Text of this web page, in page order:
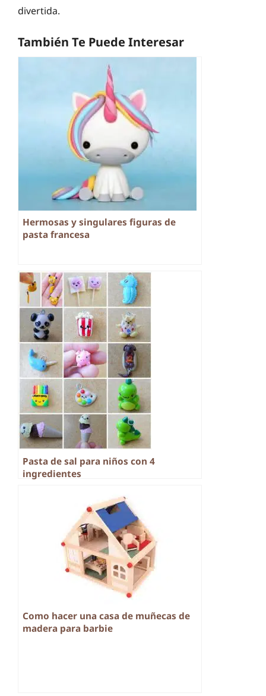
divertida.
También Te Puede Interesar
Hermosas y singulares figuras de
pasta francesa
Pasta de sal para niños con 4
ingredientes
Como hacer una casa de muñecas de
madera para barbie